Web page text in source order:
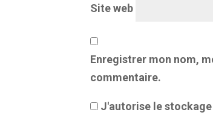
Site web
Enregistrer mon nom,
commentaire.
J'autorise le